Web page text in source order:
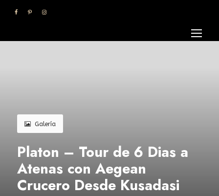
Galería
Platon – Tour de 6 Dias a
Atenas con Aegean
Crucero Desde Kusadasi